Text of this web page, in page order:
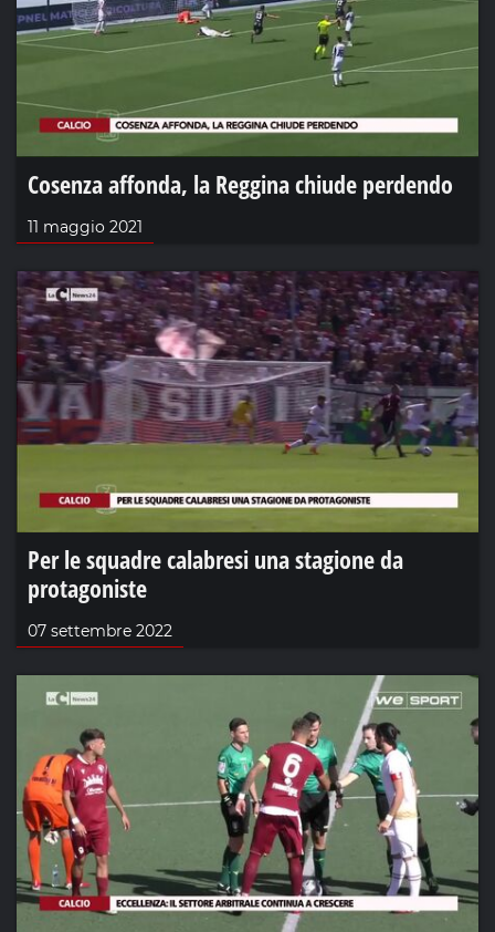
Cosenza affonda, la Reggina chiude perdendo
11 maggio 2021
Per le squadre calabresi una stagione da
protagoniste
07 settembre 2022